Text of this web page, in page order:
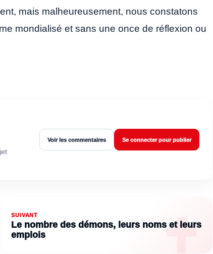
mais malheureusement, nous constatons
mondialisé et sans une once de réflexion ou
Voir les commentaires Se connecter pour publier
SUIVANT
Le nombre des démons, leurs noms et leurs
emplois